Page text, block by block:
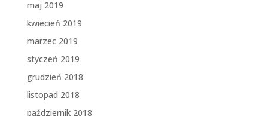
maj 2019
kwiecień 2019
marzec 2019
styczeń 2019
grudzień 2018
listopad 2018
październik 2018